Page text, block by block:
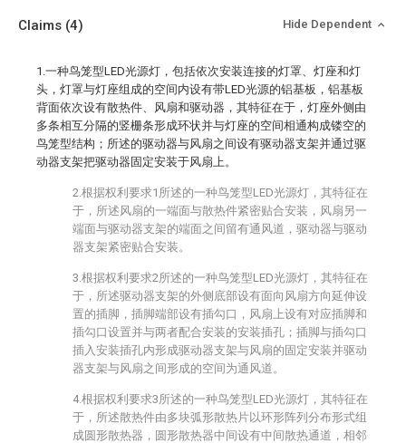
Claims (4) Hide Dependent
1.一种鸟笼型LED光源灯，包括依次安装连接的灯罩、灯座和灯
头，灯罩与灯座组成的空间内设有带LED光源的铝基板，铝基板
背面依次设有散热件、风扇和驱动器，其特征在于，灯座外侧由
多条相互分隔的竖栅条形成环状并与灯座的空间相通构成镂空的
鸟笼型结构；所述的驱动器与风扇之间设有驱动器支架并通过驱
动器支架把驱动器固定安装于风扇上。
2.根据权利要求1所述的一种鸟笼型LED光源灯，其特征在
于，所述风扇的一端面与散热件紧密贴合安装，风扇另一
端面与驱动器支架的端面之间留有通风道，驱动器与驱动
器支架紧密贴合安装。
3.根据权利要求2所述的一种鸟笼型LED光源灯，其特征在
于，所述驱动器支架的外侧底部设有面向风扇方向延伸设
置的插脚，插脚端部设有插勾口，风扇上设有对应插脚和
插勾口设置并与两者配合安装的安装插孔；插脚与插勾口
插入安装插孔内形成驱动器支架与风扇的固定安装并驱动
器支架与风扇之间形成的空间为通风道。
4.根据权利要求3所述的一种鸟笼型LED光源灯，其特征在
于，所述散热件由多块弧形散热片以环形阵列分布形式组
成圆形散热器，圆形散热器中间设有中间散热通道，相邻